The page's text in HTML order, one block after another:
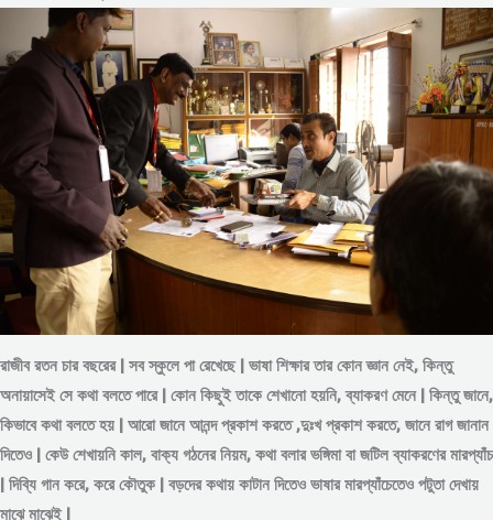
রাজীব রতন চার বছরের | সব স্কুলে পা রেখেছে | ভাষা শিক্ষার তার কোন জ্ঞান নেই, কিন্তু
অনায়াসেই সে কথা বলতে পারে | কোন কিছুই তাকে শেখানো হয়নি, ব্যাকরণ মেনে | কিন্তু জানে,
কিভাবে কথা বলতে হয় | আরো জানে আনন্দ প্রকাশ করতে ,দুঃখ প্রকাশ করতে, জানে রাগ জানান
দিতেও | কেউ শেখায়নি কাল, বাক্য গঠনের নিয়ম, কথা বলার ভঙ্গিমা বা জটিল ব্যাকরণের মারপ্যাঁচ
| দিব্যি গান করে, করে কৌতুক | বড়দের কথায় কাটান দিতেও ভাষার মারপ্যাঁচেতেও পটুতা দেখায়
মাঝে মাঝেই |